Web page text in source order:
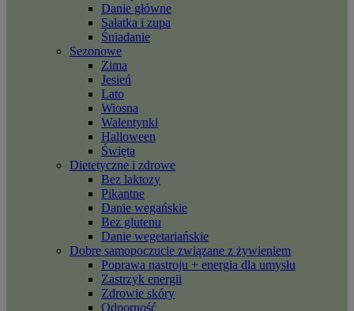
Danie główne
Sałatka i zupa
Śniadanie
Sezonowe
Zima
Jesień
Lato
Wiosna
Walentynki
Halloween
Święta
Dietetyczne i zdrowe
Bez laktozy
Pikantne
Danie wegańskie
Bez glutenu
Danie wegetariańskie
Dobre samopoczucie związane z żywieniem
Poprawa nastroju + energia dla umysłu
Zastrzyk energii
Zdrowie skóry
Odporność